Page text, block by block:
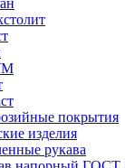
покрытия
изделия
рукава